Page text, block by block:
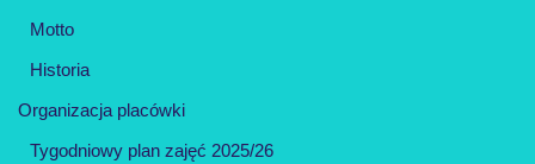
Motto
Historia
Organizacja placówki
Tygodniowy plan zajęć 2025/26